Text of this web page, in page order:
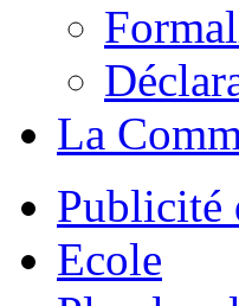
La
Publicité
Ecole